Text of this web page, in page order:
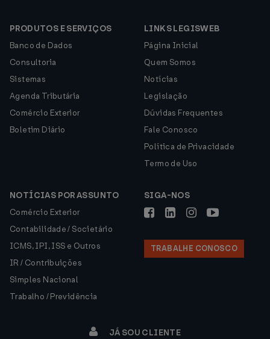
PRODUTOS E SERVIÇOS
Banco de Dados
Consultoria
Sistemas
Agenda Tributária
Comércio Exterior
Boletim Diário
LINKS LEGISWEB
Página Inicial
Quem Somos
Notícias
Legislação
Dúvidas Frequentes
Fale Conosco
Política de Privacidade
Termo de Uso
NOTÍCIAS POR ASSUNTO
Comércio Exterior
Contabilidade / Societário
ICMS, IPI, ISS e Outros
IR / Contribuições
Simples Nacional
Trabalho / Previdência
SIGA-NOS
TRABALHE CONOSCO
JÁ SOU CLIENTE